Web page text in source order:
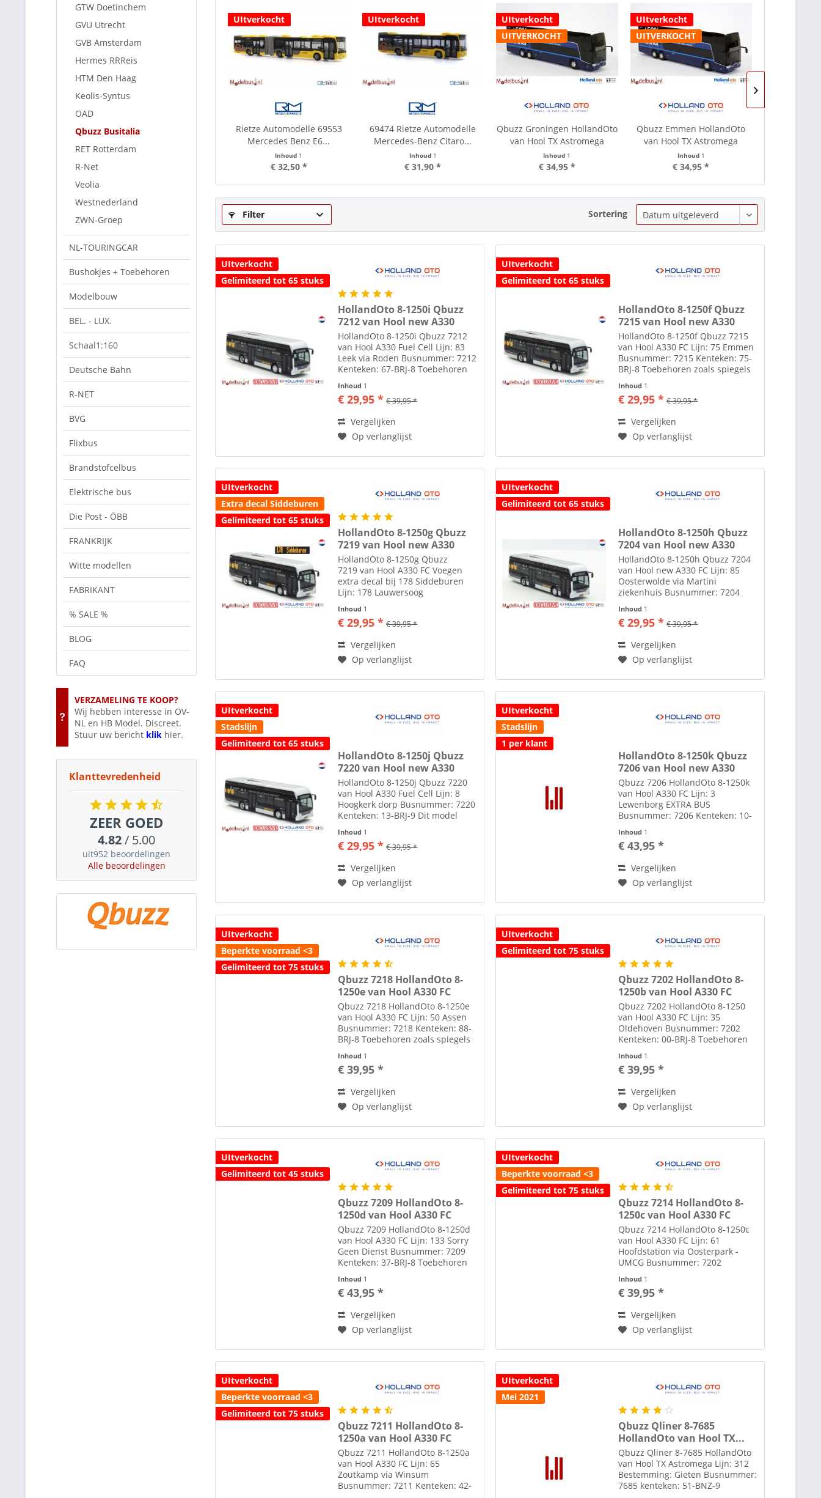
GTW Doetinchem
GVU Utrecht
GVB Amsterdam
Hermes RRReis
HTM Den Haag
Keolis-Syntus
OAD
Qbuzz Busitalia
RET Rotterdam
R-Net
Veolia
Westnederland
ZWN-Groep
NL-TOURINGCAR
Bushokjes + Toebehoren
Modelbouw
BEL. - LUX.
Schaal1:160
Deutsche Bahn
R-NET
BVG
Flixbus
Brandstofcelbus
Elektrische bus
Die Post - ÖBB
FRANKRIJK
Witte modellen
FABRIKANT
% SALE %
BLOG
FAQ
VERZAMELING TE KOOP?
Wij hebben interesse in OV-
NL en HB Model. Discreet.
Stuur uw bericht klik hier.
Klanttevredenheid
ZEER GOED
4.82/ 5.00
uit952 beoordelingen
Alle beoordelingen
UItverkocht
Rietze Automodelle 69553
Mercedes Benz E6...
Inhoud 1
€ 32,50 *
UItverkocht
69474 Rietze Automodelle
Mercedes-Benz Citaro...
Inhoud 1
€ 31,90 *
UItverkocht
UITVERKOCHT
Qbuzz Groningen HollandOto
van Hool TX Astromega
Inhoud 1
€ 34,95 *
UItverkocht
UITVERKOCHT
Qbuzz Emmen HollandOto
van Hool TX Astromega
Inhoud 1
€ 34,95 *
Filter Sortering
UItverkocht
Gelimiteerd tot 65 stuks
HollandOto 8-1250i Qbuzz
7212 van Hool new A330
HollandOto 8-1250i Qbuzz 7212
van Hool A330 Fuel Cell Lijn: 83
Leek via Roden Busnummer: 7212
Kenteken: 67-BRJ-8 Toebehoren
in de verpakking. Alle modellen
zijn schaal H0 1:87 tenzij anders
Inhoud 1
€ 29,95 * € 39,95 *
Vergelijken
Op verlanglijst
UItverkocht
Gelimiteerd tot 65 stuks
HollandOto 8-1250f Qbuzz
7215 van Hool new A330
HollandOto 8-1250f Qbuzz 7215
van Hool A330 FC Lijn: 75 Emmen
Busnummer: 7215 Kenteken: 75-
BRJ-8 Toebehoren zoals spiegels
verpakking. Alle modellen zijn
schaal H0 1:87 tenzij anders
Inhoud 1
€ 29,95 * € 39,95 *
Vergelijken
Op verlanglijst
UItverkocht
Extra decal Siddeburen
Gelimiteerd tot 65 stuks
HollandOto 8-1250g Qbuzz
7219 van Hool new A330
HollandOto 8-1250g Qbuzz
7219 van Hool A330 FC Voegen
extra decal bij 178 Siddeburen
Lijn: 178 Lauwersoog
BRJ-9 Toebehoren zoals spiegels
etc. losbijgeleverd in de
schaal H0...
Inhoud 1
€ 29,95 * € 39,95 *
Vergelijken
Op verlanglijst
UItverkocht
Gelimiteerd tot 65 stuks
HollandOto 8-1250h Qbuzz
7204 van Hool new A330
HollandOto 8-1250h Qbuzz 7204
van Hool new A330 FC Lijn: 85
Oosterwolde via Martini
ziekenhuis Busnummer: 7204
zoals spiegels etc. losbijgeleverd
in de verpakking. Alle modellen
Inhoud 1
€ 29,95 * € 39,95 *
Vergelijken
Op verlanglijst
UItverkocht
Stadslijn
Gelimiteerd tot 65 stuks
HollandOto 8-1250j Qbuzz
7220 van Hool new A330
HollandOto 8-1250j Qbuzz 7220
van Hool A330 Fuel Cell Lijn: 8
Hoogkerk dorp Busnummer: 7220
Kenteken: 13-BRJ-9 Dit model
speciale Gado versie van HB
model (MB200 in CSA1 kleuren)
Inhoud 1
€ 29,95 * € 39,95 *
Vergelijken
Op verlanglijst
UItverkocht
Stadslijn
1 per klant
HollandOto 8-1250k Qbuzz
7206 van Hool new A330
Qbuzz 7206 HollandOto 8-1250k
van Hool A330 FC Lijn: 3
Lewenborg EXTRA BUS
Busnummer: 7206 Kenteken: 10-
met de 5 lijnnummers
Toebehoren zoals spiegels etc.
Alle modellen...
Inhoud 1
€ 43,95 *
Vergelijken
Op verlanglijst
UItverkocht
Beperkte voorraad <3
Gelimiteerd tot 75 stuks
Qbuzz 7218 HollandOto 8-
1250e van Hool A330 FC
Qbuzz 7218 HollandOto 8-1250e
van Hool A330 FC Lijn: 50 Assen
Busnummer: 7218 Kenteken: 88-
BRJ-8 Toebehoren zoals spiegels
verpakking Alle modellen zijn
schaal H0 1:87 tenzij anders
Inhoud 1
€ 39,95 *
Vergelijken
Op verlanglijst
UItverkocht
Gelimiteerd tot 75 stuks
Qbuzz 7202 HollandOto 8-
1250b van Hool A330 FC
Qbuzz 7202 HollandOto 8-1250
van Hool A330 FC Lijn: 35
Oldehoven Busnummer: 7202
Kenteken: 00-BRJ-8 Toebehoren
in de verpakking Alle modellen
zijn schaal H0 1:87 tenzij anders
Inhoud 1
€ 39,95 *
Vergelijken
Op verlanglijst
UItverkocht
Gelimiteerd tot 45 stuks
Qbuzz 7209 HollandOto 8-
1250d van Hool A330 FC
Qbuzz 7209 HollandOto 8-1250d
van Hool A330 FC Lijn: 133 Sorry
Geen Dienst Busnummer: 7209
Kenteken: 37-BRJ-8 Toebehoren
in de verpakking Alle modellen
zijn schaal H0 1:87 tenzij anders
Inhoud 1
€ 43,95 *
Vergelijken
Op verlanglijst
UItverkocht
Beperkte voorraad <3
Gelimiteerd tot 75 stuks
Qbuzz 7214 HollandOto 8-
1250c van Hool A330 FC
Qbuzz 7214 HollandOto 8-1250c
van Hool A330 FC Lijn: 61
Hoofdstation via Oosterpark -
UMCG Busnummer: 7202
zoals spiegels etc. losbijgeleverd
in de verpakking Alle modellen
anders...
Inhoud 1
€ 39,95 *
Vergelijken
Op verlanglijst
UItverkocht
Beperkte voorraad <3
Gelimiteerd tot 75 stuks
Qbuzz 7211 HollandOto 8-
1250a van Hool A330 FC
Qbuzz 7211 HollandOto 8-1250a
van Hool A330 FC Lijn: 65
Zoutkamp via Winsum
Busnummer: 7211 Kenteken: 42-
UItverkocht
Mei 2021
Qbuzz Qliner 8-7685
HollandOto van Hool TX...
Qbuzz Qliner 8-7685 HollandOto
van Hool TX Astromega Lijn: 312
Bestemming: Gieten Busnummer:
7685 kenteken: 51-BNZ-9